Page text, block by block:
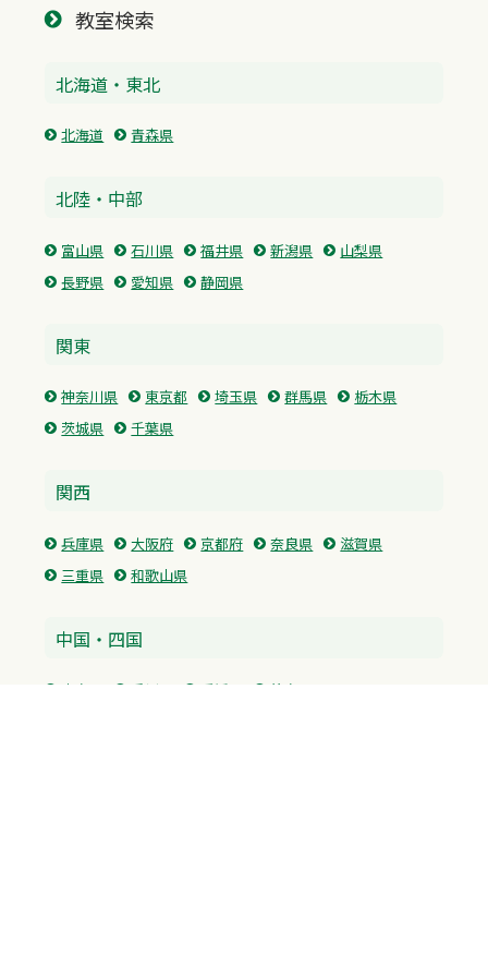
教室検索
北海道・東北
北海道 青森県
北陸・中部
富山県 石川県 福井県 新潟県
山梨県
長野県
愛知県 静岡県
関東
神奈川県 東京都 埼玉県 群馬県
栃木県
茨城県
千葉県
関西
兵庫県 大阪府 京都府 奈良県
滋賀県
三重県
和歌山県
中国・四国
広島県 香川県 愛媛県 徳島県